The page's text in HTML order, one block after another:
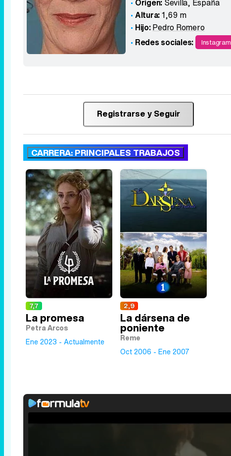
Origen: Sevilla, España
Altura:1,69 m
Hijo:Pedro Romero
Redes sociales:
Instagram
Registrarse y Seguir
CARRERA: PRINCIPALES TRABAJOS
7,7
La promesa
Petra Arcos
Ene 2023 - Actualmente
2,9
La dársena de
poniente
Reme
Oct 2006 - Ene 2007